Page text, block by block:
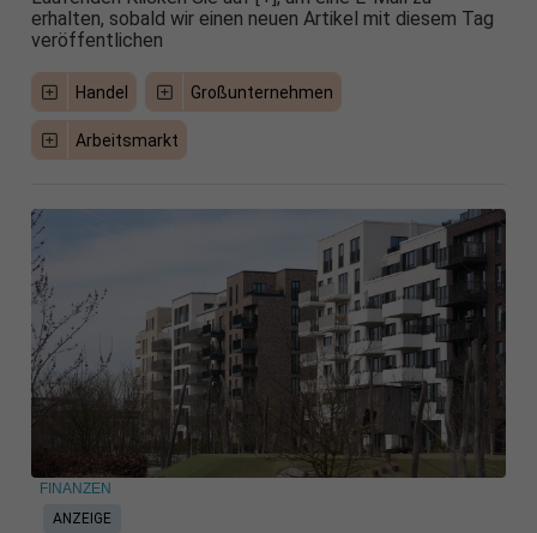
erhalten, sobald wir einen neuen Artikel mit diesem Tag
veröffentlichen
Handel Großunternehmen
Arbeitsmarkt
ANZEIGE
FINANZEN